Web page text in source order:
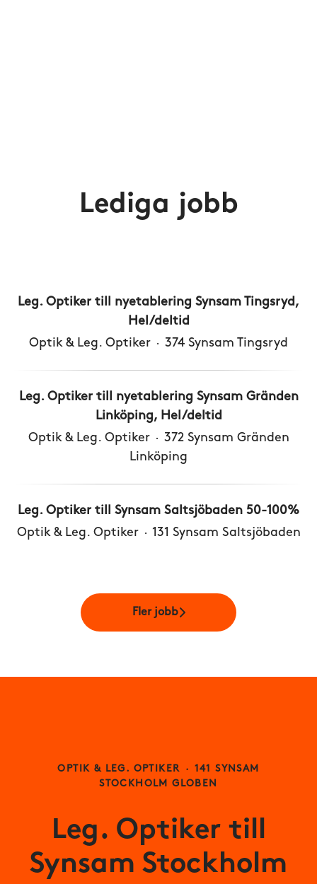
Lediga jobb
Leg. Optiker till nyetablering Synsam Tingsryd,
Hel/deltid
Optik & Leg. Optiker · 374 Synsam Tingsryd
Leg. Optiker till nyetablering Synsam Gränden
Linköping, Hel/deltid
Optik & Leg. Optiker · 372 Synsam Gränden
Linköping
Leg. Optiker till Synsam Saltsjöbaden 50-100%
Optik & Leg. Optiker · 131 Synsam Saltsjöbaden
Fler jobb
OPTIK & LEG. OPTIKER · 141 SYNSAM
STOCKHOLM GLOBEN
Leg. Optiker till
Synsam Stockholm